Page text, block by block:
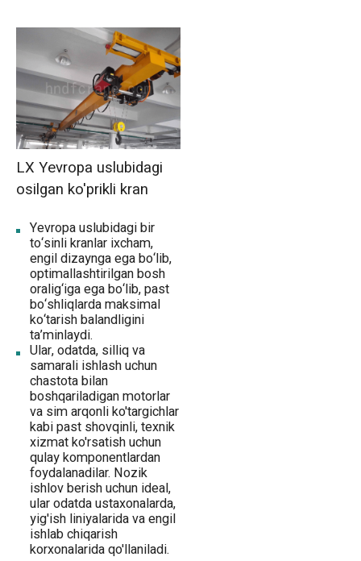
LX Yevropa uslubidagi
osilgan ko'prikli kran
Yevropa uslubidagi bir
to‘sinli kranlar ixcham,
engil dizaynga ega bo‘lib,
optimallashtirilgan bosh
oralig‘iga ega bo‘lib, past
bo‘shliqlarda maksimal
ko‘tarish balandligini
ta’minlaydi.
Ular, odatda, silliq va
samarali ishlash uchun
chastota bilan
boshqariladigan motorlar
va sim arqonli ko'targichlar
kabi past shovqinli, texnik
xizmat ko'rsatish uchun
qulay komponentlardan
foydalanadilar. Nozik
ishlov berish uchun ideal,
ular odatda ustaxonalarda,
yig'ish liniyalarida va engil
ishlab chiqarish
korxonalarida qo'llaniladi.